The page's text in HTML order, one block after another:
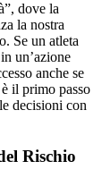
dove la
la nostra
Se un atleta
un’azione
anche se
il primo passo
decisioni con
Rischio